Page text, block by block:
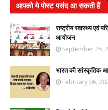
आपको ये पोस्ट पसंद आ सकती हैं
राष्ट्रीय स्वास्थ्य एवं
आयोजन
September 25,
भारत की सांस्कृतिक
February 06,